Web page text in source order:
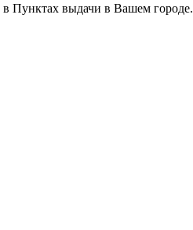
Пунктах выдачи в Вашем городе.